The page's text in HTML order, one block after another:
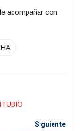
acompañar con
Siguiente